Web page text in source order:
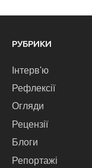
РУБРИКИ
Інтерв'ю
Рефлексії
Огляди
Рецензії
Блоги
Репортажі